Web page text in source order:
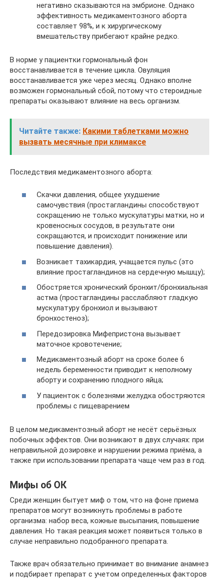
негативно сказываются на эмбрионе. Однако
эффективность медикаментозного аборта
составляет 98%, и к хирургическому
вмешательству прибегают крайне редко.
В норме у пациентки гормональный фон
восстанавливается в течение цикла. Овуляция
восстанавливается уже через месяц. Однако вполне
возможен гормональный сбой, потому что стероидные
препараты оказывают влияние на весь организм.
Читайте также: Какими таблетками можно
вызвать месячные при климаксе
Последствия медикаментозного аборта:
Скачки давления, общее ухудшение
самочувствия (простагландины способствуют
сокращению не только мускулатуры матки, но и
кровеносных сосудов, в результате они
сокращаются, и происходит понижение или
повышение давления).
Возникает тахикардия, учащается пульс (это
влияние простагландинов на сердечную мышцу);
Обостряется хронический бронхит/бронхиальная
астма (простагландины расслабляют гладкую
мускулатуру бронхиол и вызывают
бронхостеноз);
Передозировка Мифепристона вызывает
маточное кровотечение;
Медикаментозный аборт на сроке более 6
недель беременности приводит к неполному
аборту и сохранению плодного яйца;
У пациенток с болезнями желудка обостряются
проблемы с пищеварением
В целом медикаментозный аборт не несёт серьёзных
побочных эффектов. Они возникают в двух случаях: при
неправильной дозировке и нарушении режима приёма, а
также при использовании препарата чаще чем раз в год.
Мифы об ОК
Среди женщин бытует миф о том, что на фоне приема
препаратов могут возникнуть проблемы в работе
организма: набор веса, кожные высыпания, повышение
давления. Но такая реакция может появиться только в
случае неправильно подобранного препарата.
Также врач обязательно принимает во внимание анамнез
и подбирает препарат с учетом определенных факторов